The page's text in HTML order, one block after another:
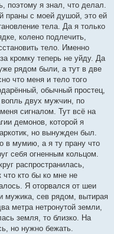
поэтому я знал, что делал.
праны с моей душой, это ей
тела. Да я только
колено подлечить,
тело. Именно
кромку теперь не уйду. Да
рядом были, а тут в две
что меня и тело того
обычный простец,
двух мужчин, по
сигналом. Тут всё на
демонов, которой я
но вынужден был.
в мумию, а я ту прану что
себя огненным кольцом.
распространилась,
кто бы ко мне не
Я оторвался от шеи
мужика, сев рядом, вытирая
метра нетронутой земли,
земля, то близко. На
но нужно бежать.